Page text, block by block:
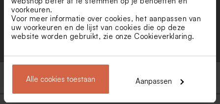
voorkeuren.
Voor meer informatie over cookies, het aanpassen van
uw voorkeuren en de lijst van cookies die op deze
website worden gebruikt, zie onze Cookieverklaring.
Alle cookies toestaan Aanpassen
Aanmelden
Producten